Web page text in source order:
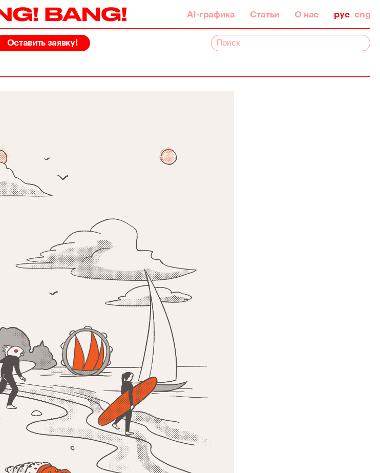
AI-графика Статьи О нас рус eng
Оставить заявку!